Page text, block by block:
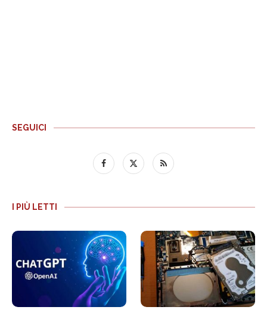
SEGUICI
I PIÙ LETTI